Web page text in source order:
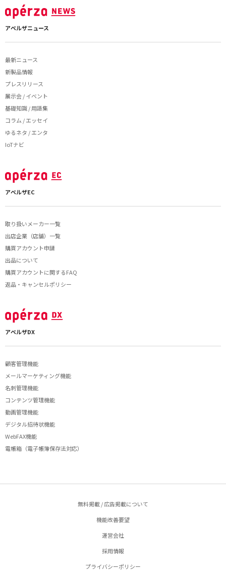
アペルザニュース
最新ニュース
新製品情報
プレスリリース
展示会 / イベント
基礎知識 / 用語集
コラム / エッセイ
ゆるネタ / エンタ
IoTナビ
アペルザEC
取り扱いメーカー一覧
出店企業（店舗）一覧
購買アカウント申請
出品について
購買アカウントに関するFAQ
返品・キャンセルポリシー
アペルザDX
顧客管理機能
メールマーケティング機能
名刺管理機能
コンテンツ管理機能
動画管理機能
デジタル招待状機能
WebFAX機能
電帳箱（電子帳簿保存法対応）
無料掲載 / 広告掲載について
機能改善要望
運営会社
採用情報
プライバシーポリシー